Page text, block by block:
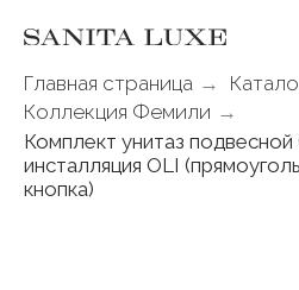
Главная страница →
Коллекция Фемили →
Комплект унитаз
инсталляция OLI
кнопка)